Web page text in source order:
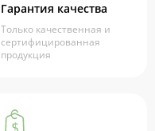
Гарантия качества
Только качественная и
сертифицированная
продукция